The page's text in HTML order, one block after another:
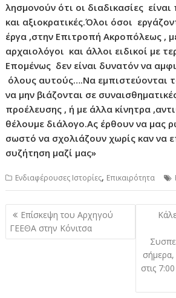
λησμονούν ότι οι διαδικασίες
και αξιοκρατικές.Όλοι όσοι
έργα ,στην Επιτροπή Ακροπόλεως ,
αρχαιολόγοι και άλλοι ειδικοί με
Επομένως δεν είναι δυνατόν να
όλους αυτούς….Να εμπιστεύονται
να μην βιάζονται σε
προέλευσης , ή με άλλα κίνητρα
θέλουμε διάλογο.Ας έρθουν να μας
σωστό να σχολιάζουν χωρίς καν να
συζήτηση μαζί μας»
Ενδιαφέρουσες Ιστορίες, Επικαιρότητα
Πλοήγηση
άρθρων
Επίσκεψη του Αρχηγού
ΓΕΕΘΑ στην Κόνιτσα
σήμερα,
στις